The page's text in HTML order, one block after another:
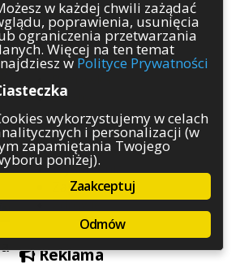
Polityka
Pozostałe
Psychologia
Rolnictwo
Służby
Sport
Środowisko
Szkolnictwo
Wydarzenia
Zapowiedzi
Zdrowie
Reklama
w każdej chwili zażądać
poprawienia, usunięcia
ograniczenia przetwarzania
Więcej na ten temat
w Polityce Prywatności
wykorzystujemy w celach
i personalizacji (w
zapamiętania Twojego
poniżej).
Zaakceptuj
Odmów